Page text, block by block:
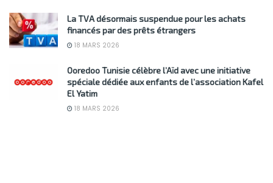
La TVA désormais suspendue pour les achats
financés par des prêts étrangers
18 MARS 2026
Ooredoo Tunisie célèbre l’Aïd avec une initiative
spéciale dédiée aux enfants de l’association Kafel
El Yatim
18 MARS 2026